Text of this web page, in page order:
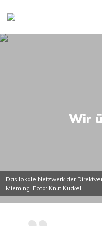
Das lokale Netzwerk der
Mieming. Foto: Knut Kuckel
Wir